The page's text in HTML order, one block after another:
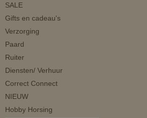
SALE
Gifts en cadeau's
Verzorging
Paard
Ruiter
Diensten/ Verhuur
Correct Connect
NIEUW
Hobby Horsing